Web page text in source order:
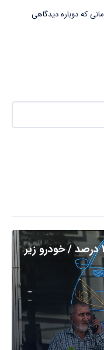
که دوباره دیدگاهی
دلار ۴ درصد ریخت، ۲۰۷ فقط ۲.۹ درصد / خودرو زیر